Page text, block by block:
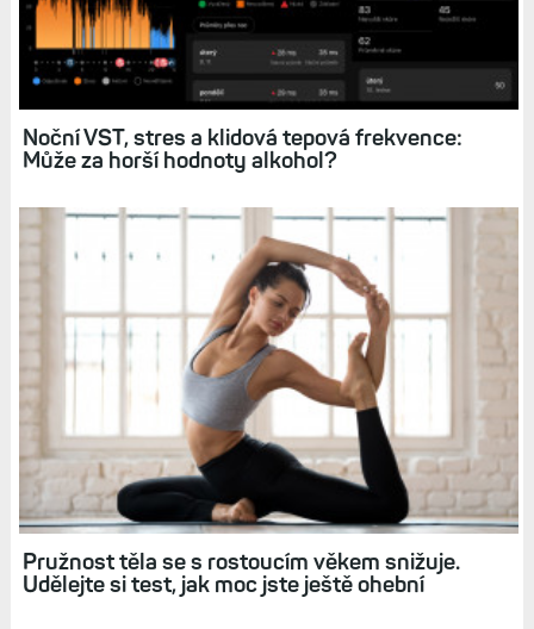
Tepová frekvence: Sledování, nastavení, limity,
grafy, historie, sdílení tepu
Noční VST, stres a klidová tepová frekvence:
Může za horší hodnoty alkohol?